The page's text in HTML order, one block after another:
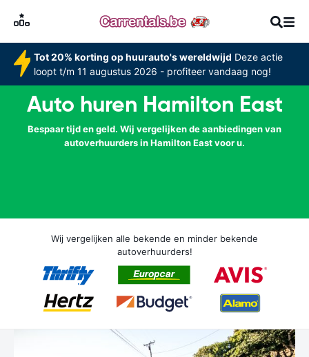
Tot 20% korting op huurauto's wereldwijd Deze actie
loopt t/m 11 augustus 2026 - profiteer vandaag nog!
Auto huren Hamilton East
Bespaar tijd en geld. Wij vergelijken de aanbiedingen van
autoverhuurders in Hamilton East voor u.
Wij vergelijken alle bekende en minder bekende
autoverhuurders!